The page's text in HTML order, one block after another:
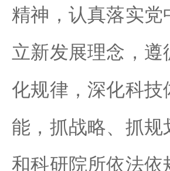
精神，认真落实
立新发展理念，
化规律，深化科
能，抓战略、抓
和科研院所依法